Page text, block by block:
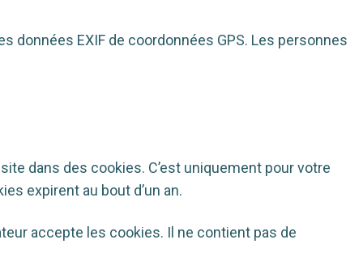
données EXIF de coordonnées GPS. Les personnes
dans des cookies. C’est uniquement pour votre
expirent au bout d’un an.
accepte les cookies. Il ne contient pas de